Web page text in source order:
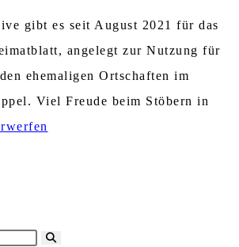
gibt es seit August 2021 für das
angelegt zur Nutzung für
ehemaligen Ortschaften im
Viel Freude beim Stöbern in